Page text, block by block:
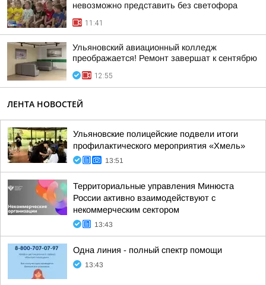
невозможно представить без светофора
11:41
Ульяновский авиационный колледж
преображается! Ремонт завершат к сентябрю
12:55
ЛЕНТА НОВОСТЕЙ
Ульяновские полицейские подвели итоги
профилактического мероприятия «Хмель»
13:51
Территориальные управления Минюста
России активно взаимодействуют с
некоммерческим сектором
13:43
Одна линия - полный спектр помощи
13:43